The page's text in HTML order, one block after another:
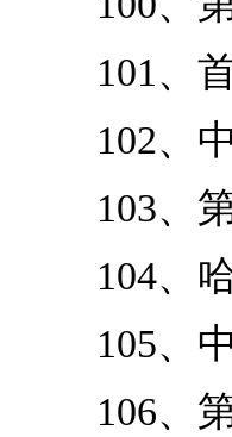
101、
102、
103、
104、
105、
106、